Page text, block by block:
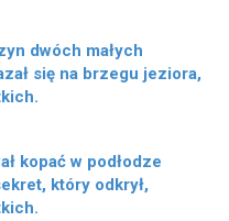
dwóch małych
się na brzegu jeziora,
kopać w podłodze
który odkrył,